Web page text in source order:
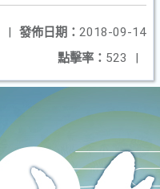
發佈日期： 2018-09-14
|
點擊率： 523 |